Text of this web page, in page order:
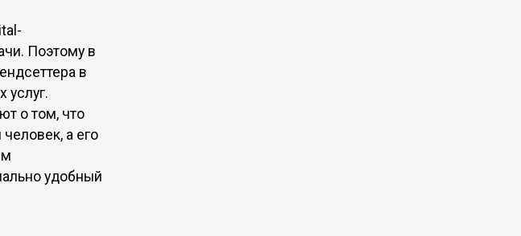
Поэтому в
в
услуг.
о том, что
а его
удобный